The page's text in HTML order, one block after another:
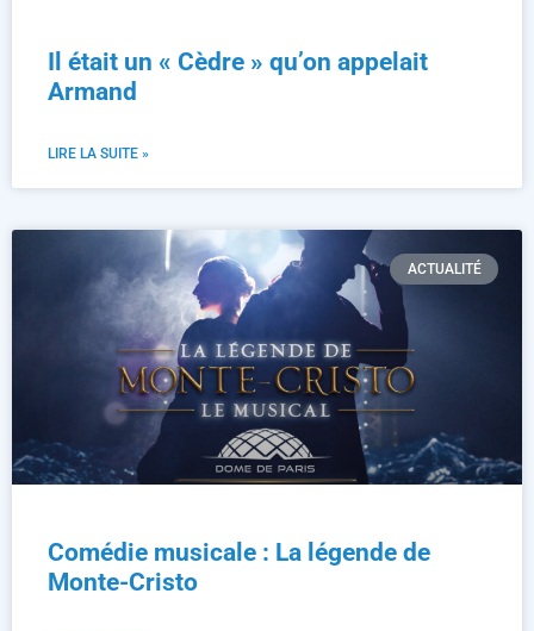
Il était un « Cèdre » qu’on appelait
Armand
LIRE LA SUITE »
ACTUALITÉ
Comédie musicale : La légende de
Monte-Cristo